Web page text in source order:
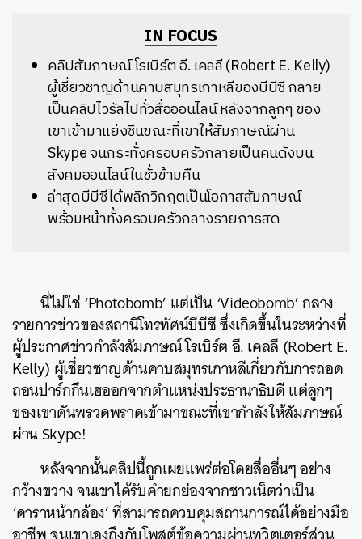
IN FOCUS
คลิปสัมภาษณ์ โรเบิร์ต อี. เคลลี (Robert E. Kelly)
ผู้เชี่ยวชาญด้านคาบสมุทรเกาหลีของบีบีซี กลาย
เป็นคลิปไวรัลไปทั่วสื่อออนไลน์ หลังจากลูกๆ ของ
เขาเข้ามาแย่งซีนขณะที่เขาให้สัมภาษณ์ผ่าน
Skype จนกระทั่งครอบครัวกลายเป็นคนดังบน
สังคมออนไลน์ในชั่วข้ามคืน
ล่าสุดบีบีซีได้พลิกวิกฤตเป็นโอกาสสัมภาษณ์
พร้อมหน้าทั้งครอบครัวกลางรายการสด
นี่ไม่ใช่ ‘Photobomb’ แต่เป็น ‘Videobomb’ กลาง
รายการข่าวของสถานีโทรทัศน์บีบีซี ซึ่งเกิดขึ้นในระหว่างที่
ผู้ประกาศข่าวกำลังสัมภาษณ์ โรเบิร์ต อี. เคลลี (Robert E.
Kelly) ผู้เชี่ยวชาญด้านคาบสมุทรเกาหลีเกี่ยวกับการถอด
ถอนปาร์กกึนเฮออกจากตำแหน่งประธานาธิบดี แต่ลูกๆ
ของเขาดันพรวดพราดเข้ามาขณะที่เขากำลังให้สัมภาษณ์
ผ่าน Skype!
หลังจากนั้นคลิปนี้ถูกเผยแพร่ต่อโดยสื่ออื่นๆ อย่าง
กว้างขวาง จนเขาได้รับคำยกย่องจากชาวเน็ตว่าเป็น
‘ดาราหน้ากล้อง’ ที่สามารถควบคุมสถานการณ์ได้อย่างมือ